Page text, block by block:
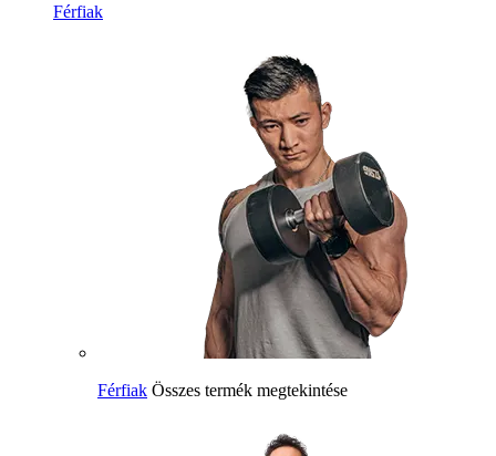
Férfiak
Férfiak Összes termék megtekintése